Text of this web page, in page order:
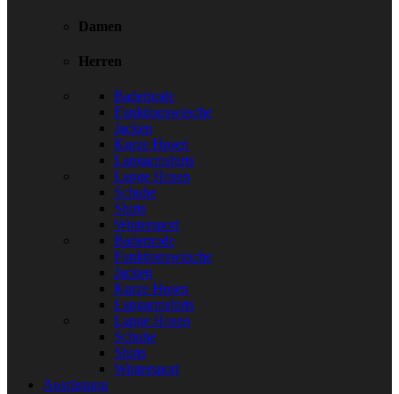
Damen
Herren
Bademode
Funktionswäsche
Jacken
Kurze Hosen
Langarmshirts
Lange Hosen
Schuhe
Shirts
Wintersport
Bademode
Funktionswäsche
Jacken
Kurze Hosen
Langarmshirts
Lange Hosen
Schuhe
Shirts
Wintersport
Ausrüstung